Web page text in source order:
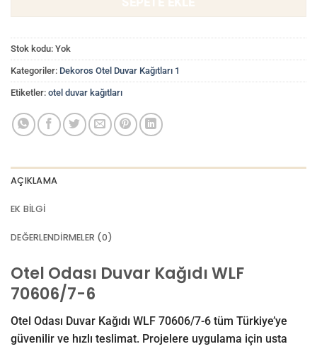
Stok kodu: Yok
Kategoriler: Dekoros Otel Duvar Kağıtları 1
Etiketler: otel duvar kağıtları
AÇIKLAMA
EK BILGI
DEĞERLENDIRMELER (0)
Otel Odası Duvar Kağıdı WLF
70606/7-6
Otel Odası Duvar Kağıdı WLF 70606/7-6 tüm Türkiye’ye
güvenilir ve hızlı teslimat. Projelere uygulama için usta